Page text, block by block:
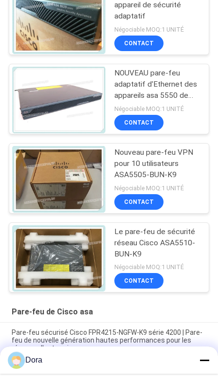
appareil de sécurité
adaptatif
Négociable MOQ:1 UNITÉ
CONTACT
NOUVEAU pare-feu
adaptatif d'Ethernet des
appareils asa 5550 de
sécurité de Cisco
ASA5550-BUN-K9
Négociable MOQ:1 UNITÉ
CONTACT
Nouveau pare-feu VPN
pour 10 utilisateurs
ASA5505-BUN-K9
Négociable MOQ:1 UNITÉ
CONTACT
Le pare-feu de sécurité
réseau Cisco ASA5510-
BUN-K9
Négociable MOQ:1 UNITÉ
CONTACT
Pare-feu de Cisco asa
Pare-feu sécurisé Cisco FPR4215-NGFW-K9 série 4200 | Pare-
feu de nouvelle génération hautes performances pour les
réseaux d'entreprise
Cisco FPR3110-NGFW-K9 pare-feu sécurisé 3110 pare-feu de
nouvelle génération Appareil de sécurité réseau d'entreprise
Dora